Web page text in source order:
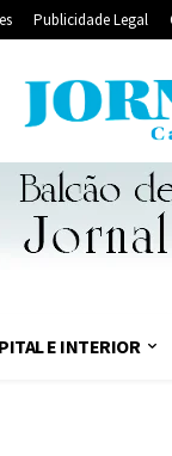
Publicidade Legal
E INTERIOR